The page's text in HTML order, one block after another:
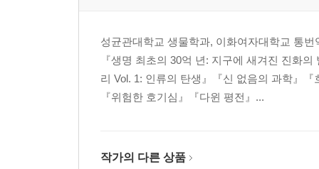
성균관대학교 생물학과, 이화여자대학교 통
『생명 최초의 30억 년: 지구에 새겨진 진화
리 Vol. 1: 인류의 탄생』『신 없음의 과학』
『위험한 호기심』『다윈 평전』...
작가의 다른 상품